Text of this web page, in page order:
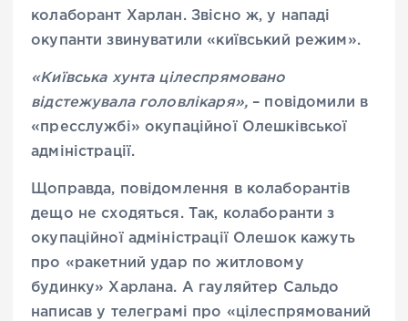
колаборант Харлан. Звісно ж, у нападі
окупанти звинуватили «київський режим».
«Київська хунта цілеспрямовано
відстежувала головлікаря»,– повідомили в
«пресслужбі» окупаційної Олешківської
адміністрації.
Щоправда, повідомлення в колаборантів
дещо не сходяться. Так, колаборанти з
окупаційної адміністрації Олешок кажуть
про «ракетний удар по житловому
будинку» Харлана. А гауляйтер Сальдо
написав у телеграмі про «цілеспрямований